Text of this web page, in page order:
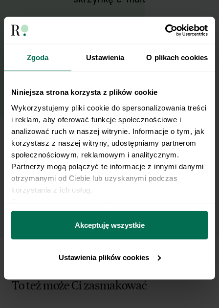
Zgoda Ustawienia O plikach cookies
Niniejsza strona korzysta z plików cookie
Wykorzystujemy pliki cookie do spersonalizowania treści
i reklam, aby oferować funkcje społecznościowe i
analizować ruch w naszej witrynie. Informacje o tym, jak
korzystasz z naszej witryny, udostępniamy partnerom
społecznościowym, reklamowym i analitycznym.
Partnerzy mogą połączyć te informacje z innymi danymi
otrzymanymi od Ciebie lub uzyskanymi podczas
korzystania z ich usług.
można się z nami skontaktować i w jaki sposób
przetwarzamy dane osobowe w ramach
prywatności.
Akceptuję wszystkie
Ustawienia plików cookies
Zapisz się do naszego Newslettera
Wyślij
Wyrażam zgodę na przetwarzanie moich
danych osobowych w celu otrzymywania
Newslettera i potwierdzam zapoznanie się z
polityką prywatności
To też może Ci zasmakować